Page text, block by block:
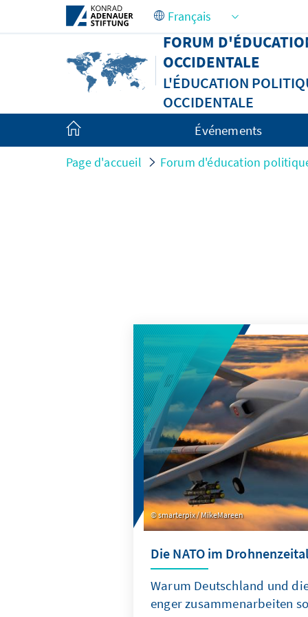
Saut au contenu principal
FORUM
OCCIDENTALE
L'ÉDUCATION
OCCIDENTALE
Événements
Page d'accueil Forum d'éducation
smarterpix / MikeMareen
Die NATO im
Warum Deutschland und
enger zusammenarbeiten